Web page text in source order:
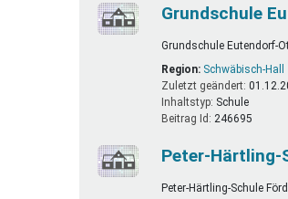
Grundschule
Grundschule Eutendorf-
Region: Schwäbisch-Hall
Zuletzt geändert:
Inhaltstyp:
schule
Beitrag Id:246695
Peter-Härtling-
Peter-Härtling-Schule